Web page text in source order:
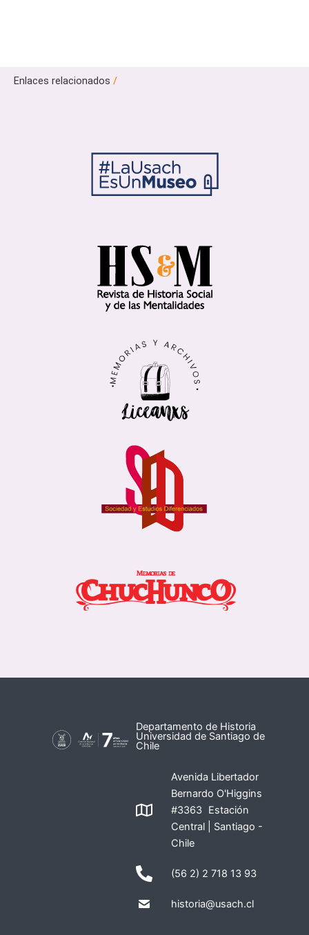
Enlaces relacionados /
Departamento de Historia
Universidad de Santiago de
Chile
Avenida Libertador
Bernardo O'Higgins
#3363 Estación
Central | Santiago -
Chile
(56 2) 2 718 13 93
historia@usach.cl